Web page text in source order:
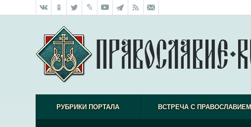
РУБРИКИ ПОРТАЛА ВСТРЕЧА С ПРАВОСЛАВИЕМ